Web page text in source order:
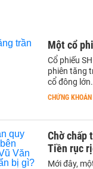
Một cổ
Cổ phiếu
phiên tăng
cổ đông lớn.
CHỨNG KHOÁN
Chờ chấp
Tiền rục
Mới đây,